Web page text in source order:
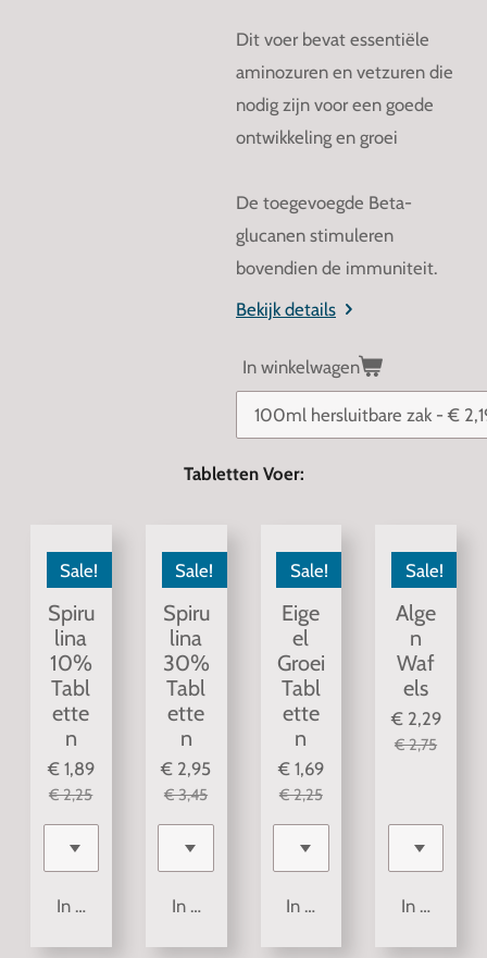
Dit voer bevat essentiële
aminozuren en vetzuren die
nodig zijn voor een goede
ontwikkeling en groei
De toegevoegde Beta-
glucanen stimuleren
bovendien de immuniteit.
Bekijk details
In winkelwagen
Tabletten Voer:
Sale!
Spiru
lina
10%
Tabl
ette
n
€ 1,89
€ 2,25
In winkelwagen
Sale!
Spiru
lina
30%
Tabl
ette
n
€ 2,95
€ 3,45
In winkelwagen
Sale!
Eige
el
Groei
Tabl
ette
n
€ 1,69
€ 2,25
In winkelwagen
Sale!
Alge
n
Waf
els
€ 2,29
€ 2,75
In